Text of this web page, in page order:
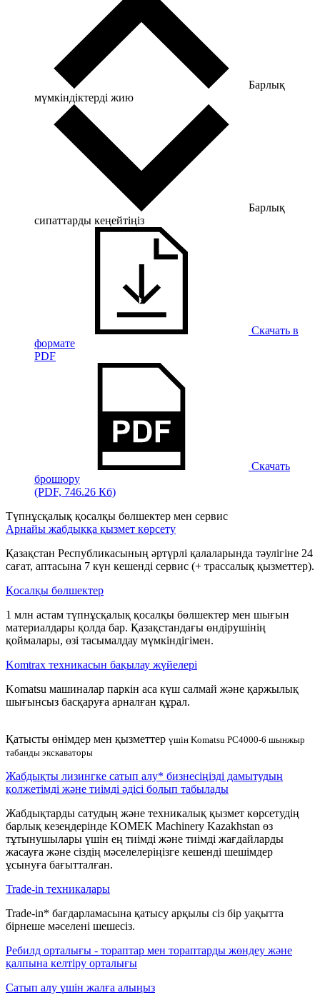
Барлық
мүмкіндіктерді жию
Барлық
сипаттарды кеңейтіңіз
Скачать в
формате
PDF
Скачать
брошюру
(PDF, 746.26 Кб)
Түпнұсқалық қосалқы бөлшектер мен сервис
Арнайы жабдыққа қызмет көрсету
Қазақстан Республикасының әртүрлі қалаларында тәулігіне 24
сағат, аптасына 7 күн кешенді сервис (+ трассалық қызметтер).
Қосалқы бөлшектер
1 млн астам түпнұсқалық қосалқы бөлшектер мен шығын
материалдары қолда бар. Қазақстандағы өндірушінің
қоймалары, өзі тасымалдау мүмкіндігімен.
Komtrax техникасын бақылау жүйелері
Komatsu машиналар паркін аса күш салмай және қаржылық
шығынсыз басқаруға арналған құрал.
Қатысты өнімдер мен қызметтер үшін Komatsu PC4000-6 шынжыр
табанды экскаваторы
Жабдықты лизингке сатып алу* бизнесіңізді дамытудың
қолжетімді және тиімді әдісі болып табылады
Жабдықтарды сатудың және техникалық қызмет көрсетудің
барлық кезеңдерінде KOMEK Machinery Kazakhstan өз
тұтынушылары үшін ең тиімді және тиімді жағдайларды
жасауға және сіздің мәселелеріңізге кешенді шешімдер
ұсынуға бағытталған.
Trade-in техникалары
Trade-in* бағдарламасына қатысу арқылы сіз бір уақытта
бірнеше мәселені шешесіз.
Ребилд орталығы - тораптар мен тораптарды жөндеу және
қалпына келтіру орталығы
Сатып алу үшін жалға алыңыз